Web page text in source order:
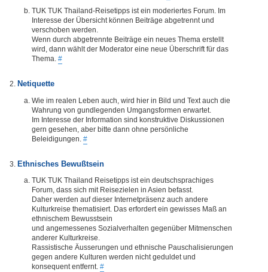
TUK TUK Thailand-Reisetipps ist ein moderiertes Forum. Im
Interesse der Übersicht können Beiträge abgetrennt und
verschoben werden.
Wenn durch abgetrennte Beiträge ein neues Thema erstellt
wird, dann wählt der Moderator eine neue Überschrift für das
Thema. #
Netiquette
Wie im realen Leben auch, wird hier in Bild und Text auch die
Wahrung von gundlegenden Umgangsformen erwartet.
Im Interesse der Information sind konstruktive Diskussionen
gern gesehen, aber bitte dann ohne persönliche
Beleidigungen. #
Ethnisches Bewußtsein
TUK TUK Thailand Reisetipps ist ein deutschsprachiges
Forum, dass sich mit Reisezielen in Asien befasst.
Daher werden auf dieser Internetpräsenz auch andere
Kulturkreise thematisiert. Das erfordert ein gewisses Maß an
ethnischem Bewusstsein
und angemessenes Sozialverhalten gegenüber Mitmenschen
anderer Kulturkreise.
Rassistische Äusserungen und ethnische Pauschalisierungen
gegen andere Kulturen werden nicht geduldet und
konsequent entfernt. #